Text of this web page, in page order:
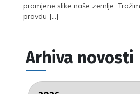
promjene slike naše zemlje.
pravdu […]
Arhiva novosti